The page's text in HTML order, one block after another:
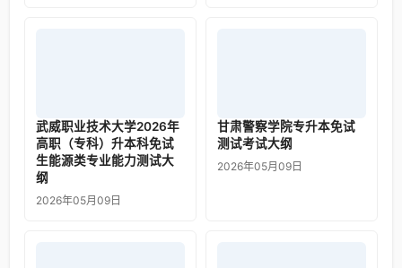
武威职业技术大学2026年
高职（专科）升本科免试
生能源类专业能力测试大
纲
2026年05月09日
甘肃警察学院专升本免试
测试考试大纲
2026年05月09日